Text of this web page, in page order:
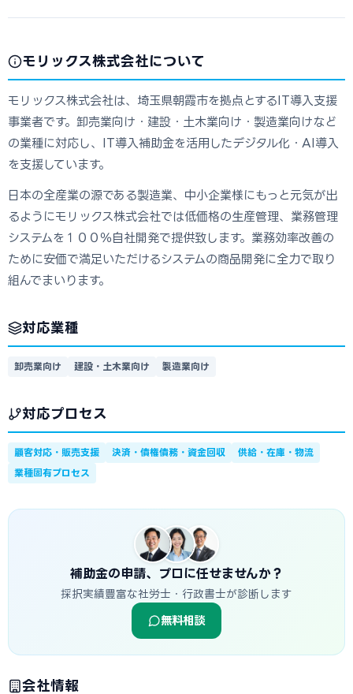
モリックス株式会社について
モリックス株式会社は、埼玉県朝霞市を拠点とするIT導入支援
事業者です。卸売業向け・建設・土木業向け・製造業向けなど
の業種に対応し、IT導入補助金を活用したデジタル化・AI導入
を支援しています。
日本の全産業の源である製造業、中小企業様にもっと元気が出
るようにモリックス株式会社では低価格の生産管理、業務管理
システムを１００％自社開発で提供致します。業務効率改善の
ために安価で満足いただけるシステムの商品開発に全力で取り
組んでまいります。
対応業種
卸売業向け 建設・土木業向け 製造業向け
対応プロセス
顧客対応・販売支援 決済・債権債務・資金回収
供給・在庫・物流
業種固有プロセス
補助金の申請、プロに任せませんか？
採択実績豊富な社労士・行政書士が診断します
無料相談
会社情報